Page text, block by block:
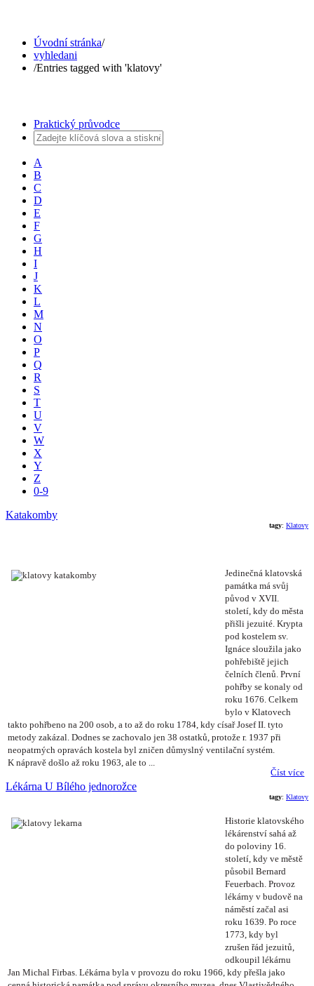
Úvodní stránka/
vyhledani
/Entries tagged with 'klatovy'
Praktický průvodce
A
B
C
D
E
F
G
H
I
J
K
L
M
N
O
P
Q
R
S
T
U
V
W
X
Y
Z
0-9
tagy: Klatovy
Katakomby
Jedinečná klatovská
památka má svůj
původ v XVII.
století, kdy do města
přišli jezuité. Krypta
pod kostelem sv.
Ignáce sloužila jako
pohřebiště jejich
čelních členů. První
pohřby se konaly od
roku 1676. Celkem
bylo v Klatovech
takto pohřbeno na 200 osob, a to až do roku 1784, kdy císař Josef II. tyto
metody zakázal. Dodnes se zachovalo jen 38 ostatků, protože r. 1937 při
neopatrných opravách kostela byl zničen důmyslný ventilační systém.
K nápravě došlo až roku 1963, ale to ...
Číst více
tagy: Klatovy
Lékárna U Bílého jednorožce
Historie klatovského
lékárenství sahá až
do poloviny 16.
století, kdy ve městě
působil Bernard
Feuerbach. Provoz
lékárny v budově na
náměstí začal asi
roku 1639. Po roce
1773, kdy byl
zrušen řád jezuitů,
odkoupil lékárnu
Jan Michal Firbas. Lékárna byla v provozu do roku 1966, kdy přešla jako